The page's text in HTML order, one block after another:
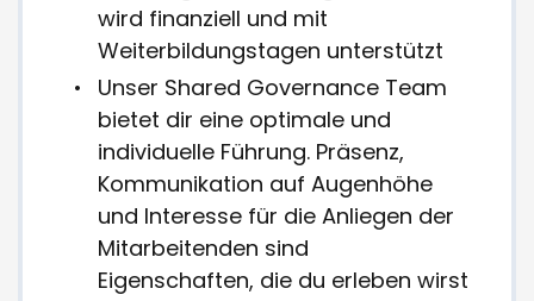
wird finanziell und mit
Weiterbildungstagen unterstützt
Unser Shared Governance Team
bietet dir eine optimale und
individuelle Führung. Präsenz,
Kommunikation auf Augenhöhe
und Interesse für die Anliegen der
Mitarbeitenden sind
Eigenschaften, die du erleben wirst